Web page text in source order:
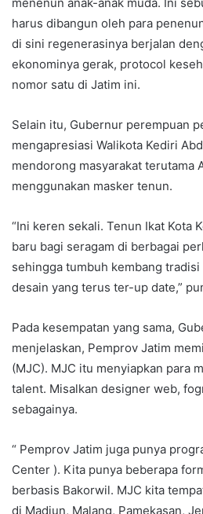
harus dibangun oleh para
di sini regenerasinya berjalan
ekonominya gerak, protocol
nomor satu di Jatim ini.
Selain itu, Gubernur perempuan
mengapresiasi Walikota Kediri
mendorong masyarakat terutama
menggunakan masker tenun.
“Ini keren sekali. Tenun Ikat Kota
baru bagi seragam di berbagai
sehingga tumbuh kembang
desain yang terus ter-up date,”
Pada kesempatan yang sama,
menjelaskan, Pemprov Jatim
(MJC). MJC itu menyiapkan para
talent. Misalkan designer web,
sebagainya.
“ Pemprov Jatim juga punya
Center ). Kita punya beberapa
berbasis Bakorwil. MJC kita
di Madiun, Malang, Pamekasan,